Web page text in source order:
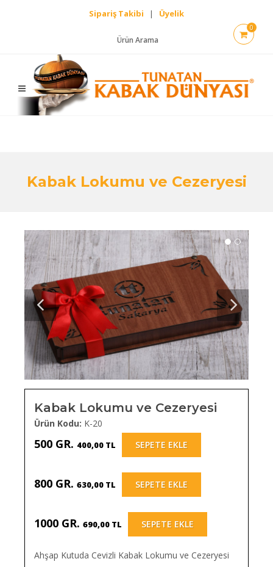
Sipariş Takibi | Üyelik
Ürün Arama
0
Kabak Lokumu ve Cezeryesi
Kabak Lokumu ve Cezeryesi
Ürün Kodu: K-20
500 GR. 400,00 TL SEPETE EKLE
800 GR. 630,00 TL SEPETE EKLE
1000 GR. 690,00 TL SEPETE EKLE
Ahşap Kutuda Cevizli Kabak Lokumu ve Cezeryesi